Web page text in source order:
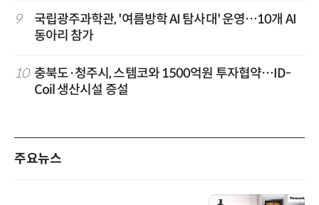
9
국립광주과학관, '여름방학 AI 탐사대' 운영…10개 AI
동아리 참가
10 충북도·청주시, 스템코와 1500억원 투자협약…ID-
Coil 생산시설 증설
주요뉴스